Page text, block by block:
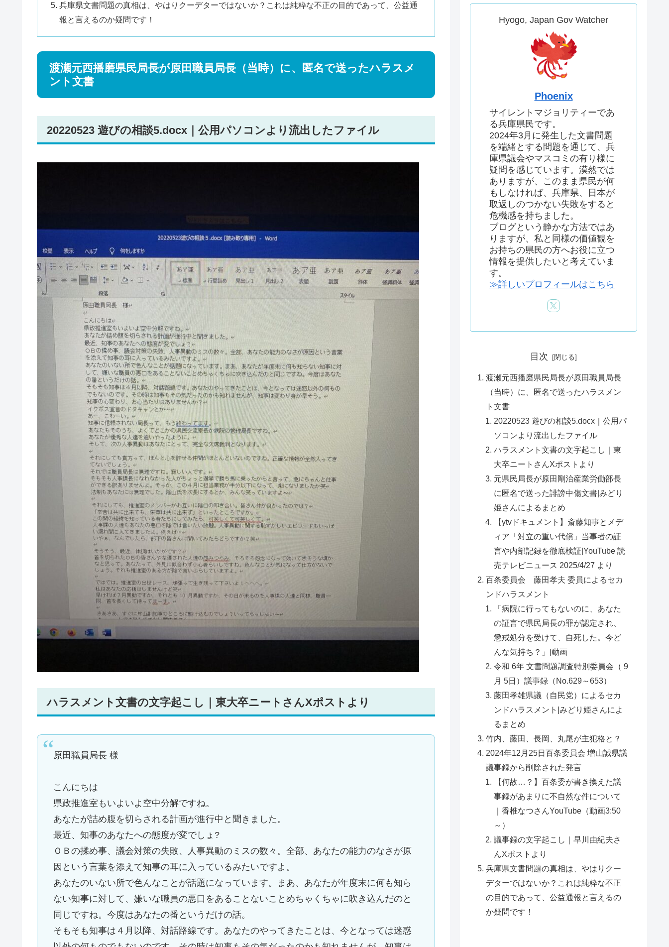
兵庫県文書問題の真相は、やはりクーデターではないか？これは純粋な不正の目的であって、公益通
報と言えるのか疑問です！
渡瀬元西播磨県民局長が原田職員局長（当時）に、匿名で送ったハラスメ
ント文書
20220523 遊びの相談5.docx｜公用パソコンより流出したファイル
ハラスメント文書の文字起こし｜東大卒ニートさんXポストより
原田職員局長 様
こんにちは
県政推進室もいよいよ空中分解ですね。
あなたが詰め腹を切らされる計画が進行中と聞きました。
最近、知事のあなたへの態度が変でしょ?
ＯＢの揉め事、議会対策の失敗、人事異動のミスの数々。全部、あなたの能力のなさが原
因という言葉を添えて知事の耳に入っているみたいですよ。
あなたのいない所で色んなことが話題になっています。まあ、あなたが年度末に何も知ら
ない知事に対して、嫌いな職員の悪口をあることないことめちゃくちゃに吹き込んだのと
同じですね。今度はあなたの番というだけの話。
そもそも知事は４月以降、対話路線です。あなたのやってきたことは、今となっては迷惑
Hyogo, Japan Gov Watcher
Phoenix
サイレントマジョリティーであ
る兵庫県民です。
2024年3月に発生した文書問題
を端緒とする問題を通じて、兵
庫県議会やマスコミの有り様に
疑問を感じています。漠然では
ありますが、このまま県民が何
もしなければ、兵庫県、日本が
取返しのつかない失敗をすると
危機感を持ちました。
ブログという静かな方法ではあ
りますが、私と同様の価値観を
お持ちの県民の方へお役に立つ
情報を提供したいと考えていま
す。
≫詳しいプロフィールはこちら
目次
渡瀬元西播磨県民局長が原田職員局長
（当時）に、匿名で送ったハラスメン
ト文書
20220523 遊びの相談5.docx｜公用パ
ソコンより流出したファイル
ハラスメント文書の文字起こし｜東
大卒ニートさんXポストより
元県民局長が原田剛治産業労働部長
に匿名で送った誹謗中傷文書|みどり
姫さんによるまとめ
【ytvドキュメント】斎藤知事とメデ
ィア「対立の重い代償」当事者の証
言や内部記録を徹底検証|YouTube 読
売テレビニュース 2025/4/27 より
百条委員会 藤田孝夫 委員によるセカ
ンドハラスメント
「病院に行ってもないのに、あなた
の証言で県民局長の罪が認定され、
懲戒処分を受けて、自死した。今ど
んな気持ち？」|動画
令和 6年 文書問題調査特別委員会（ 9
月 5日）議事録（No.629～653）
藤田孝雄県議（自民党）によるセカ
ンドハラスメント|みどり姫さんによ
るまとめ
竹内、藤田、長岡、丸尾が主犯格と？
2024年12月25日百条委員会 増山誠県議
議事録から削除された発言
【何故…？】百条委が書き換えた議
事録があまりに不自然な件について
｜香椎なつさんYouTube（動画3:50
～）
議事録の文字起こし｜早川由紀夫さ
んXポストより
兵庫県文書問題の真相は、やはりクー
デターではないか？これは純粋な不正
の目的であって、公益通報と言えるの
か疑問です！